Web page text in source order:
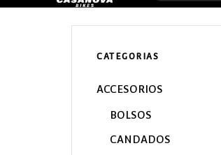
CATEGORIAS
ACCESORIOS
BOLSOS
CANDADOS